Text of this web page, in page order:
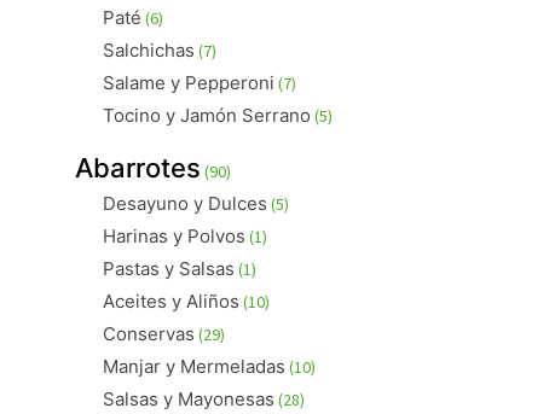
Paté 66
productos
Salchichas 77
productos
Salame y Pepperoni 77
productos
Tocino y Jamón Serrano 55
Abarrotes 9090
productos
Desayuno y Dulces 55
Harinas y Polvos 11
Pastas y Salsas 11
producto
Aceites y Aliños 1010
Conservas 2929
productos
Manjar y Mermeladas 1010
Salsas y Mayonesas 2828